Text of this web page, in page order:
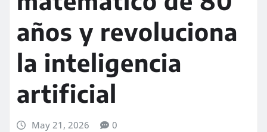
años y revoluciona
la inteligencia
artificial
May 21, 2026 0